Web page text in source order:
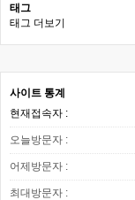
태그
태그 더보기
사이트 통계
현재접속자 :
오늘방문자 :
어제방문자 :
최대방문자 :